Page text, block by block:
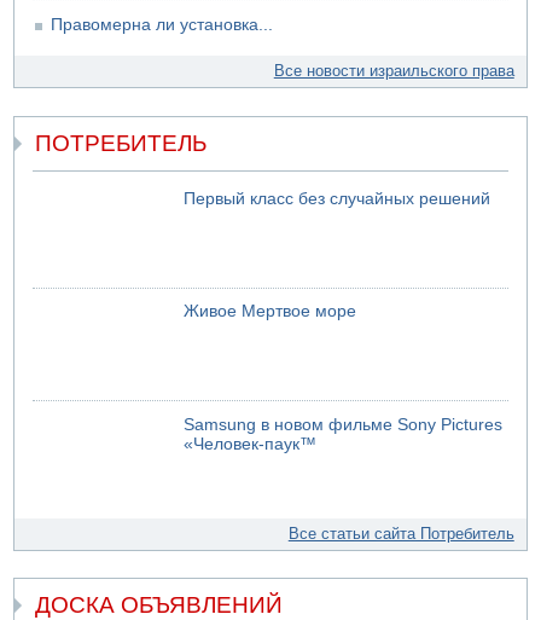
Правомерна ли установка...
Все новости израильского права
ПОТРЕБИТЕЛЬ
Первый класс без случайных решений
Живое Мертвое море
Samsung в новом фильме Sony Pictures
«Человек-паук™
Все статьи сайта Потребитель
ДОСКА ОБЪЯВЛЕНИЙ